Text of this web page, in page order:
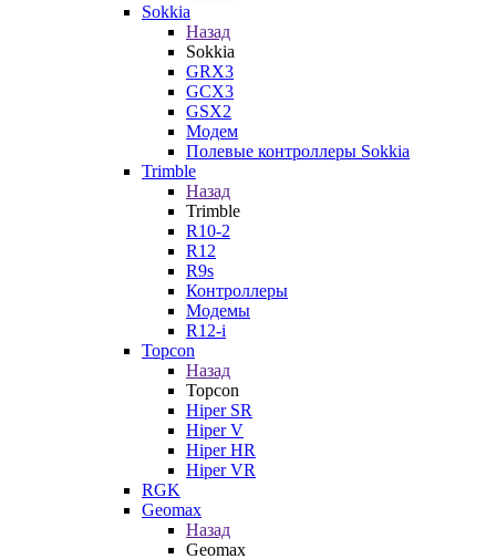
Sokkia
Назад
Sokkia
GRX3
GCX3
GSX2
Модем
Полевые контроллеры Sokkia
Trimble
Назад
Trimble
R10-2
R12
R9s
Контроллеры
Модемы
R12-i
Topcon
Назад
Topcon
Hiper SR
Hiper V
Hiper HR
Hiper VR
RGK
Geomax
Назад
Geomax